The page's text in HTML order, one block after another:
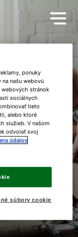
v
ponuky
našu webovú
webových stránok
sociálnych
tieto
alebo ktoré
služieb. V našom
odvolať svoj
údajov
súbory cookie